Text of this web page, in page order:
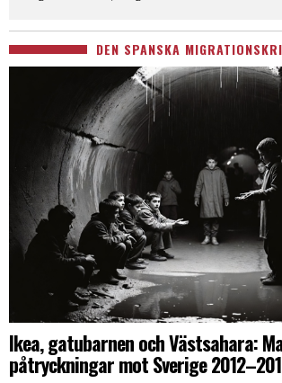
DEN SPANSKA
Ikea, gatubarnen och Västsahara:
påtryckningar mot Sverige